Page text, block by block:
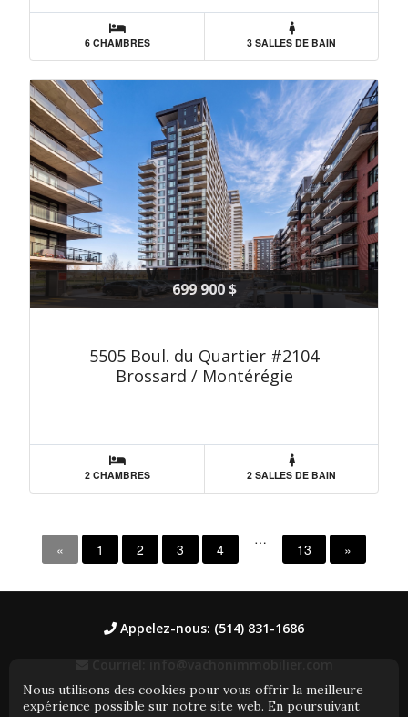
6 CHAMBRES 3 SALLES DE BAIN
699 900 $
5505 Boul. du Quartier #2104
Brossard / Montérégie
2 CHAMBRES 2 SALLES DE BAIN
« 1 2 3 4
…
13 »
Nous utilisons des cookies pour vous offrir la meilleure
expérience possible sur notre site web. En poursuivant
Appelez-nous: (514) 831-1686
Courriel: info@vachonimmobilier.com